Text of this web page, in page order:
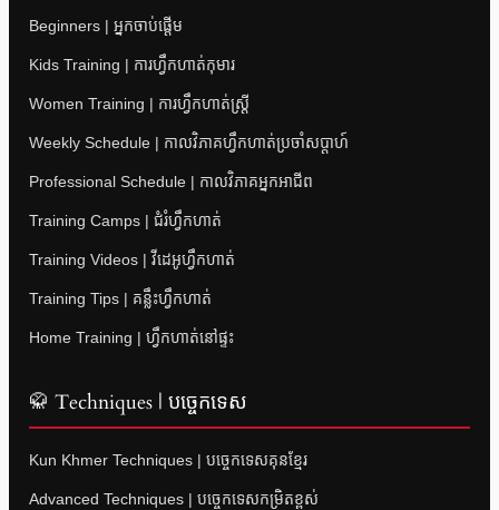
Beginners | អ្នកចាប់ផ្តើម
Kids Training | ការហ្វឹកហាត់កុមារ
Women Training | ការហ្វឹកហាត់ស្ត្រី
Weekly Schedule | កាលវិភាគហ្វឹកហាត់ប្រចាំសប្តាហ៍
Professional Schedule | កាលវិភាគអ្នកអាជីព
Training Camps | ជំរំហ្វឹកហាត់
Training Videos | វីដេអូហ្វឹកហាត់
Training Tips | គន្លឹះហ្វឹកហាត់
Home Training | ហ្វឹកហាត់នៅផ្ទះ
🥋 Techniques | បច្ចេកទេស
Kun Khmer Techniques | បច្ចេកទេសគុនខ្មែរ
Advanced Techniques | បច្ចេកទេសកម្រិតខ្ពស់